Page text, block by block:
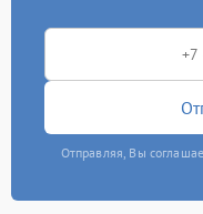
Отправляя, Вы